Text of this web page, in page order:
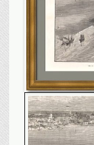
Российская
Европа
Мир
Виды городов
Москва
Санкт-
Российская
Прочие